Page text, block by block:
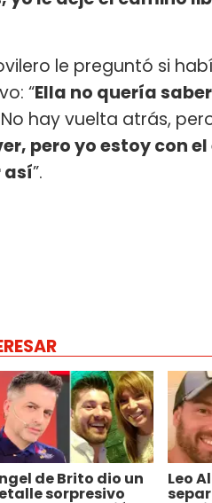
le preguntó si
“Ella no quería
hay vuelta atrás,
pero yo estoy con
así”.
de Brito dio un
sorpresivo
Leo